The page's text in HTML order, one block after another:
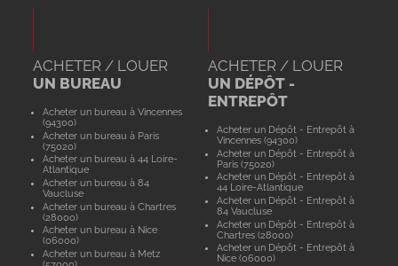
ACHETER / LOUER
UN BUREAU
Acheter un bureau à Vincennes
(94300)
Acheter un bureau à Paris
(75020)
Acheter un bureau à 44 Loire-
Atlantique
Acheter un bureau à 84
Vaucluse
Acheter un bureau à Chartres
(28000)
Acheter un bureau à Nice
(06000)
Acheter un bureau à Metz
ACHETER / LOUER
UN DÉPÔT -
ENTREPÔT
Acheter un Dépôt - Entrepôt à
Vincennes (94300)
Acheter un Dépôt - Entrepôt à
Paris (75020)
Acheter un Dépôt - Entrepôt à
44 Loire-Atlantique
Acheter un Dépôt - Entrepôt à
84 Vaucluse
Acheter un Dépôt - Entrepôt à
Chartres (28000)
Acheter un Dépôt - Entrepôt à
Nice (06000)